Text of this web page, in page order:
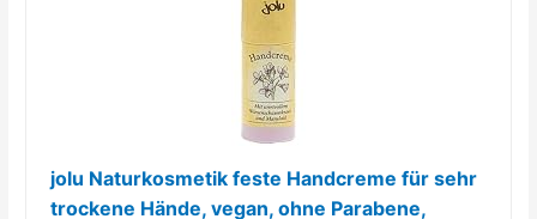
jolu Naturkosmetik feste Handcreme für sehr
trockene Hände, vegan, ohne Parabene,